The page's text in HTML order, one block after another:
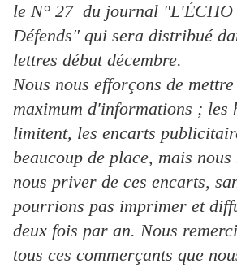
le N° 27 du journal "L'ÉCHO
Défends" qui sera distribué
lettres début décembre.
Nous nous efforçons de
maximum d'informations ; les
limitent, les encarts
beaucoup de place, mais nous
nous priver de ces encarts,
pourrions pas imprimer et
deux fois par an. Nous
tous ces commerçants que